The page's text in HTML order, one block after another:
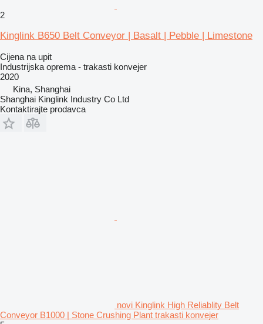
2
Kinglink B650 Belt Conveyor | Basalt | Pebble | Limestone
Cijena na upit
Industrijska oprema - trakasti konvejer
2020
Kina, Shanghai
Shanghai Kinglink Industry Co Ltd
Kontaktirajte prodavca
novi Kinglink High Reliablity Belt
Conveyor B1000 | Stone Crushing Plant trakasti konvejer